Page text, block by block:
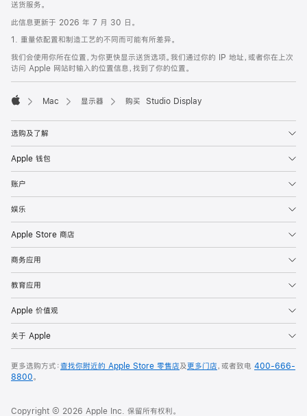
送货服务。
此信息更新于 2026 年 7 月 30 日。
1. 重量依配置和制造工艺的不同而可能有所差异。
我们会使用你所在位置，为你更快显示送货选项。我们通过你的 IP 地址，或者你在上次
访问 Apple 网站时输入的位置信息，找到了你的位置。
Mac 显示器 购买 Studio Display
选购及了解
Apple 钱包
账户
娱乐
Apple Store 商店
商务应用
教育应用
Apple 价值观
关于 Apple
更多选购方式：查找你附近的 Apple Store 零售店及更多门店，或者致电 400-666-
8800。
Copyright © 2026 Apple Inc. 保留所有权利。